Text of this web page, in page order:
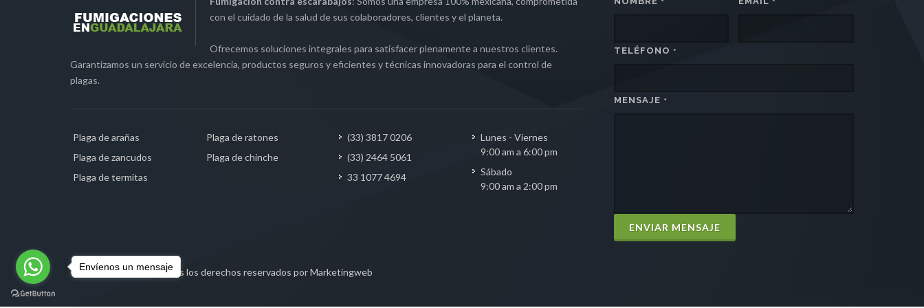
con el cuidado de la salud de sus colaboradores, clientes y el planeta.
Ofrecemos soluciones integrales para satisfacer plenamente a nuestros clientes.
Garantizamos un servicio de excelencia, productos seguros y eficientes y técnicas innovadoras para el control de
plagas.
Plaga de arañas
Plaga de zancudos
Plaga de termitas
Plaga de ratones
Plaga de chinche
(33) 3817 0206
(33) 2464 5061
33 1077 4694
Lunes - Viernes
9:00 am a 6:00 pm
Sábado
9:00 am a 2:00 pm
Copyrights © 2019. Todos los derechos reservados porMarketingweb
TELÉFONO *
MENSAJE *
ENVIAR MENSAJE
Envíenos un mensaje